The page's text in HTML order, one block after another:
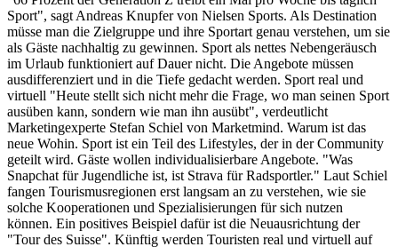
Sport", sagt Andreas Knupfer von Nielsen Sports. Als Destination
müsse man die Zielgruppe und ihre Sportart genau verstehen, um sie
als Gäste nachhaltig zu gewinnen. Sport als nettes Nebengeräusch
im Urlaub funktioniert auf Dauer nicht. Die Angebote müssen
ausdifferenziert und in die Tiefe gedacht werden. Sport real und
virtuell "Heute stellt sich nicht mehr die Frage, wo man seinen Sport
ausüben kann, sondern wie man ihn ausübt", verdeutlicht
Marketingexperte Stefan Schiel von Marketmind. Warum ist das
neue Wohin. Sport ist ein Teil des Lifestyles, der in der Community
geteilt wird. Gäste wollen individualisierbare Angebote. "Was
Snapchat für Jugendliche ist, ist Strava für Radsportler." Laut Schiel
fangen Tourismusregionen erst langsam an zu verstehen, wie sie
solche Kooperationen und Spezialisierungen für sich nutzen
können. Ein positives Beispiel dafür ist die Neuausrichtung der
"Tour des Suisse". Künftig werden Touristen real und virtuell auf